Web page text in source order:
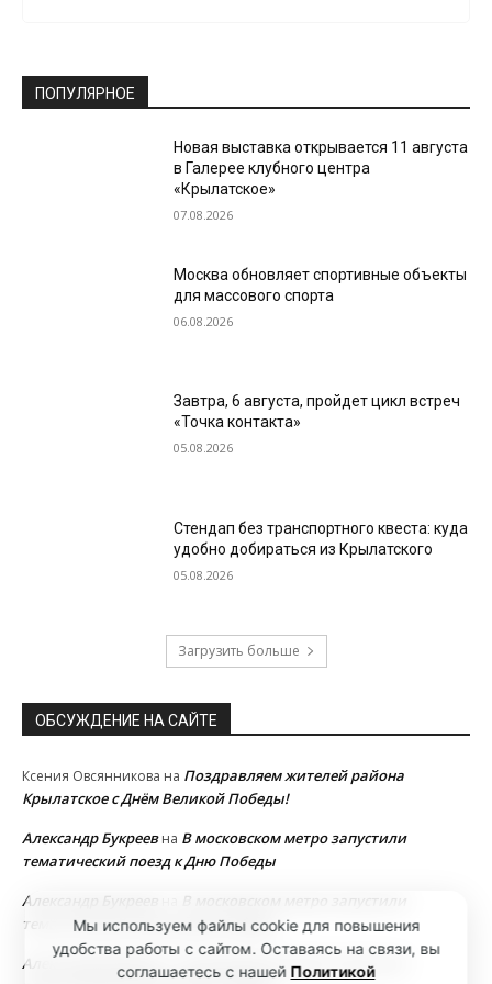
ПОПУЛЯРНОЕ
Новая выставка открывается 11 августа
в Галерее клубного центра
«Крылатское»
07.08.2026
Москва обновляет спортивные объекты
для массового спорта
06.08.2026
Завтра, 6 августа, пройдет цикл встреч
«Точка контакта»
05.08.2026
Стендап без транспортного квеста: куда
удобно добираться из Крылатского
05.08.2026
Загрузить больше
ОБСУЖДЕНИЕ НА САЙТЕ
Ксения Овсянникова на Поздравляем жителей района
Крылатское с Днём Великой Победы!
Александр Букреевна В московском метро запустили
тематический поезд к Дню Победы
Александр Букреев
В московском метро запустили
тематический поезд к Дню Победы
Александр Букреев
В московском метро запустили
Мы используем файлы cookie для повышения
удобства работы с сайтом. Оставаясь на связи, вы
соглашаетесь с нашей Политикой